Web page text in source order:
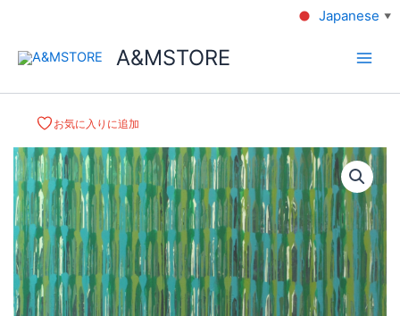
A&MSTORE
お気に入りに追加
Japanese ▼